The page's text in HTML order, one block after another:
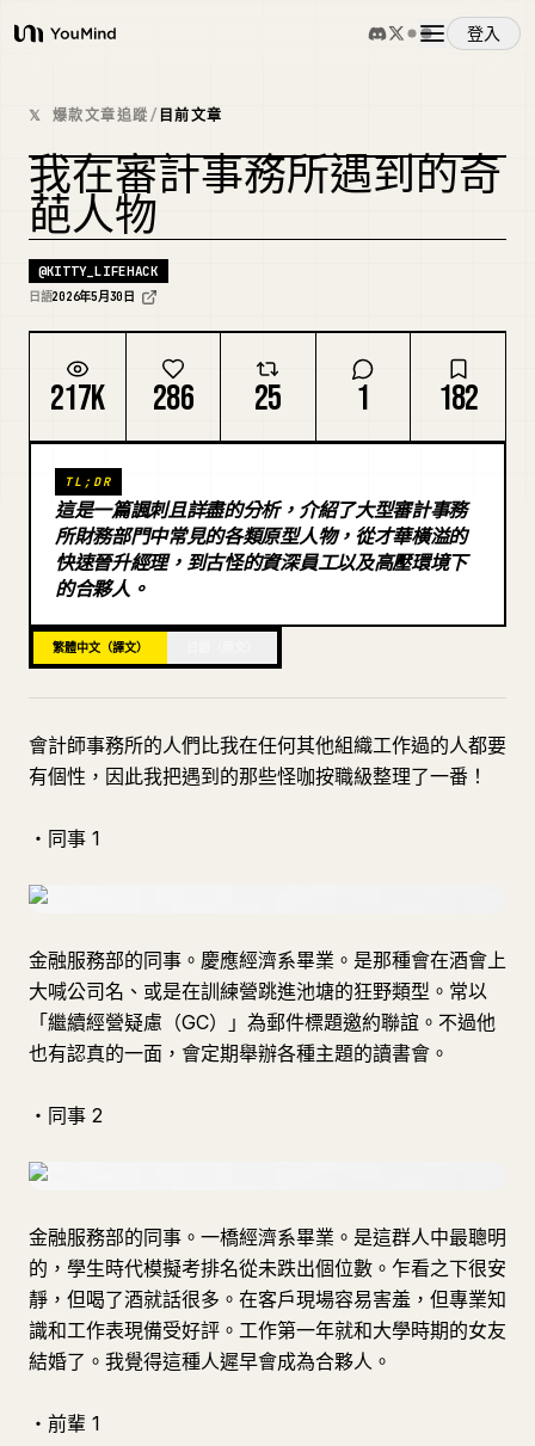
YouMind
登入
概覽
使用案例
技能
提示詞
定價
下載
部落格
更新
𝕏 爆款文章追蹤/ 目前文章
我在審計事務所遇到的奇
葩人物
@KITTY_LIFEHACK
日語2026年5月30日
217K 286 25 1 182
TL;DR
這是一篇諷刺且詳盡的分析，介紹了大型審計事務
所財務部門中常見的各類原型人物，從才華橫溢的
快速晉升經理，到古怪的資深員工以及高壓環境下
的合夥人。
繁體中文（譯文）
會計師事務所的人們比我在任何其他組織工作過的人都要
有個性，因此我把遇到的那些怪咖按職級整理了一番！
・同事 1
金融服務部的同事。慶應經濟系畢業。是那種會在酒會上
大喊公司名、或是在訓練營跳進池塘的狂野類型。常以
「繼續經營疑慮（GC）」為郵件標題邀約聯誼。不過他
也有認真的一面，會定期舉辦各種主題的讀書會。
・同事 2
金融服務部的同事。一橋經濟系畢業。是這群人中最聰明
的，學生時代模擬考排名從未跌出個位數。乍看之下很安
靜，但喝了酒就話很多。在客戶現場容易害羞，但專業知
識和工作表現備受好評。工作第一年就和大學時期的女友
結婚了。我覺得這種人遲早會成為合夥人。
・前輩 1